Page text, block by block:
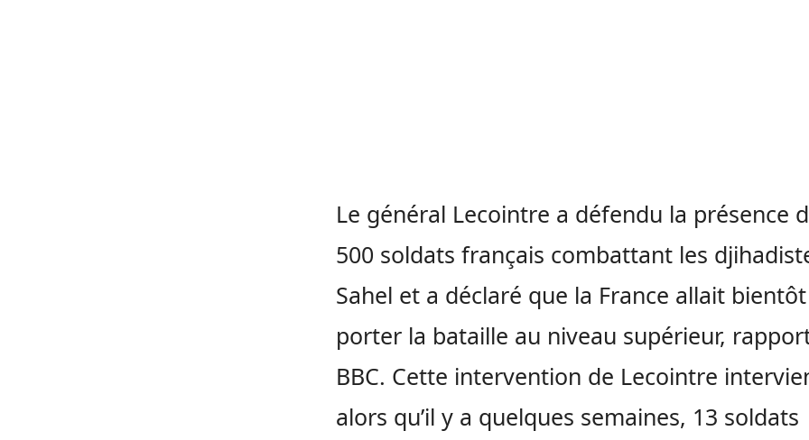
Le général Lecointre a défendu la présence
500 soldats français combattant les
Sahel et a déclaré que la France allait bientôt
porter la bataille au niveau supérieur,
BBC. Cette intervention de Lecointre
alors qu’il y a quelques semaines, 13 soldats